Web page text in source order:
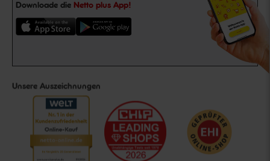
Downloade die Netto plus App!
Unsere Auszeichnungen